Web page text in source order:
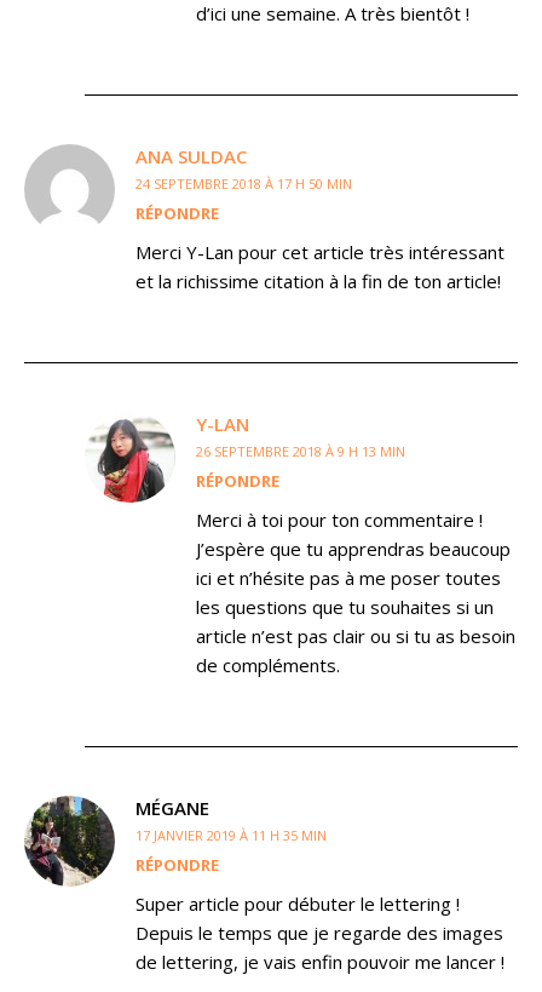
d’ici une semaine. A très bientôt !
ANA SULDAC
24 SEPTEMBRE 2018 À 17 H 50 MIN
RÉPONDRE
Merci Y-Lan pour cet article très intéressant
et la richissime citation à la fin de ton article!
Y-LAN
26 SEPTEMBRE 2018 À 9 H 13 MIN
RÉPONDRE
Merci à toi pour ton commentaire !
J’espère que tu apprendras beaucoup
ici et n’hésite pas à me poser toutes
les questions que tu souhaites si un
article n’est pas clair ou si tu as besoin
de compléments.
MÉGANE
17 JANVIER 2019 À 11 H 35 MIN
RÉPONDRE
Super article pour débuter le lettering !
Depuis le temps que je regarde des images
de lettering, je vais enfin pouvoir me lancer !